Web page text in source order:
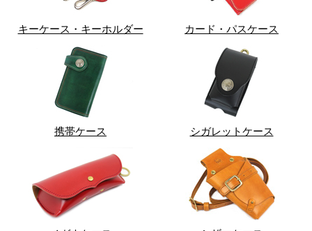
キーケース・キーホルダー カード・パスケース
携帯ケース シガレットケース